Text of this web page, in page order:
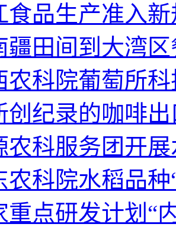
食品生产准入新
疆田间到大湾
农科院葡萄所
创纪录的咖啡
农科服务团开
农科院水稻品
重点研发计划“